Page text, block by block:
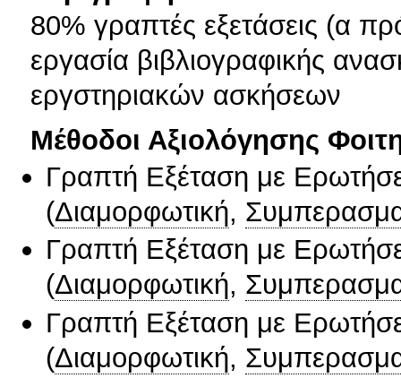
80% γραπτές εξετάσεις (α
εργασία βιβλιογραφικής
εργστηριακών ασκήσεων
Μέθοδοι Αξιολόγησης
Γραπτή Εξέταση με
(Διαμορφωτική,
Γραπτή Εξέταση με
(Διαμορφωτική,
Γραπτή Εξέταση με
(Διαμορφωτική,